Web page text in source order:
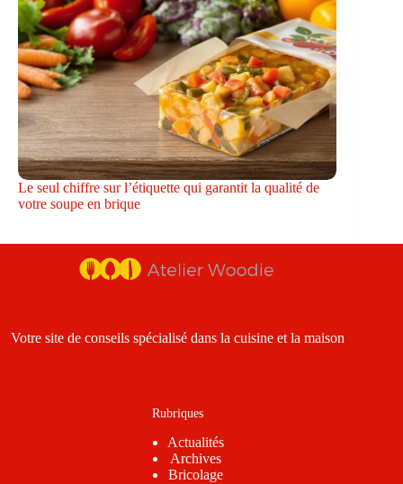
Le seul chiffre sur l’étiquette qui garantit la qualité de
votre soupe en brique
Votre site de conseils spécialisé dans la cuisine et la maison
Rubriques
Actualités
Archives
Bricolage